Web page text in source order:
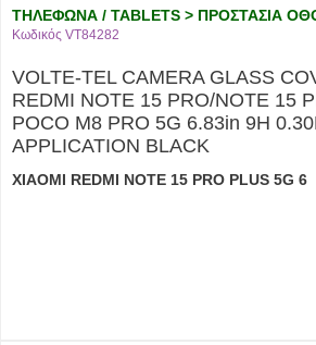
ΤΗΛΕΦΩΝΑ / TABLETS > ΠΡΟΣΤΑΣΙΑ
Κωδικός VT84282
VOLTE-TEL CAMERA GLASS
REDMI NOTE 15 PRO/NOTE 15
POCO M8 PRO 5G 6.83in 9H
APPLICATION BLACK
XIAOMI REDMI NOTE 15 PRO PLUS 5G 6